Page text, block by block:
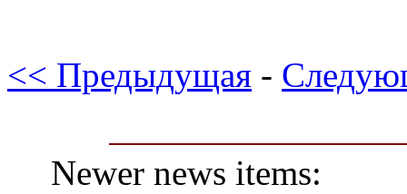
<< Предыдущая -
Newer news items: